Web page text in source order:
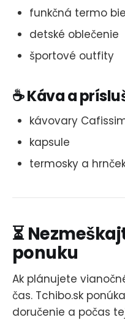
funkčná termo
detské oblečenie
športové outfity
☕ Káva a
kávovary
kapsule
termosky a
⏳
ponuku
Ak plánujete
čas. Tchibo.sk
doručenie a počas